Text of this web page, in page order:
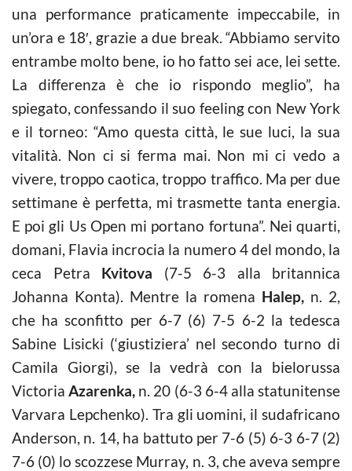
una performance praticamente impeccabile, in
un’ora e 18′, grazie a due break. “Abbiamo servito
entrambe molto bene, io ho fatto sei ace, lei sette.
La differenza è che io rispondo meglio”, ha
spiegato, confessando il suo feeling con New York
e il torneo: “Amo questa città, le sue luci, la sua
vitalità. Non ci si ferma mai. Non mi ci vedo a
vivere, troppo caotica, troppo traffico. Ma per due
settimane è perfetta, mi trasmette tanta energia.
E poi gli Us Open mi portano fortuna”. Nei quarti,
domani, Flavia incrocia la numero 4 del mondo, la
ceca Petra Kvitova (7-5 6-3 alla britannica
Johanna Konta). Mentre la romena Halep, n. 2,
che ha sconfitto per 6-7 (6) 7-5 6-2 la tedesca
Sabine Lisicki (‘giustiziera’ nel secondo turno di
Camila Giorgi), se la vedrà con la bielorussa
VictoriaAzarenka, n. 20 (6-3 6-4 alla statunitense
Varvara Lepchenko). Tra gli uomini, il sudafricano
Anderson, n. 14, ha battuto per 7-6 (5) 6-3 6-7 (2)
7-6 (0) lo scozzese Murray, n. 3, che aveva sempre